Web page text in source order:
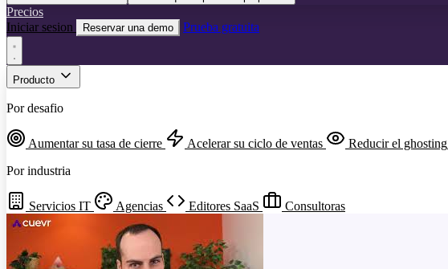
Precios
Iniciar sesion
Reservar una demo Prueba gratuita
Producto
Por desafio
Aumentar su tasa de cierre Acelerar su ciclo de ventas Reducir el ghosting
Por industria
Servicios IT Agencias Editores SaaS Consultoras